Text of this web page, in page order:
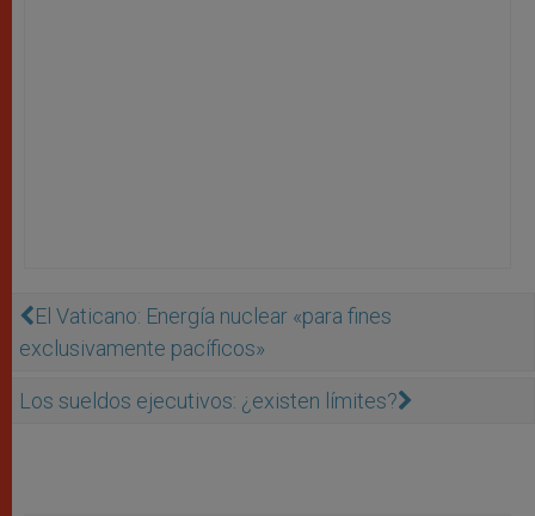
El Vaticano: Energía nuclear «para fines
exclusivamente pacíficos»
Los sueldos ejecutivos: ¿existen límites?